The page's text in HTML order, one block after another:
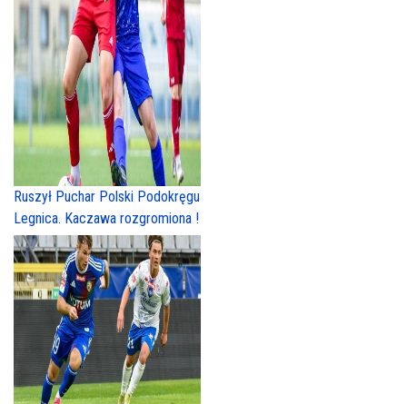
Ruszył Puchar Polski Podokręgu
Legnica. Kaczawa rozgromiona !